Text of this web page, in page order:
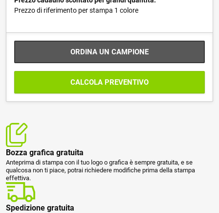
Prezzo di riferimento per stampa 1 colore
ORDINA UN CAMPIONE
CALCOLA PREVENTIVO
Bozza grafica gratuita
Anteprima di stampa con il tuo logo o grafica è sempre gratuita, e se
qualcosa non ti piace, potrai richiedere modifiche prima della stampa
effettiva.
Spedizione gratuita